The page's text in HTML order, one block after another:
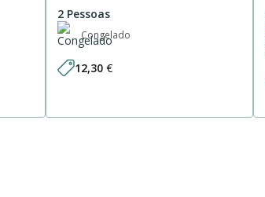
2 Pessoas
Congelado
12,30 €